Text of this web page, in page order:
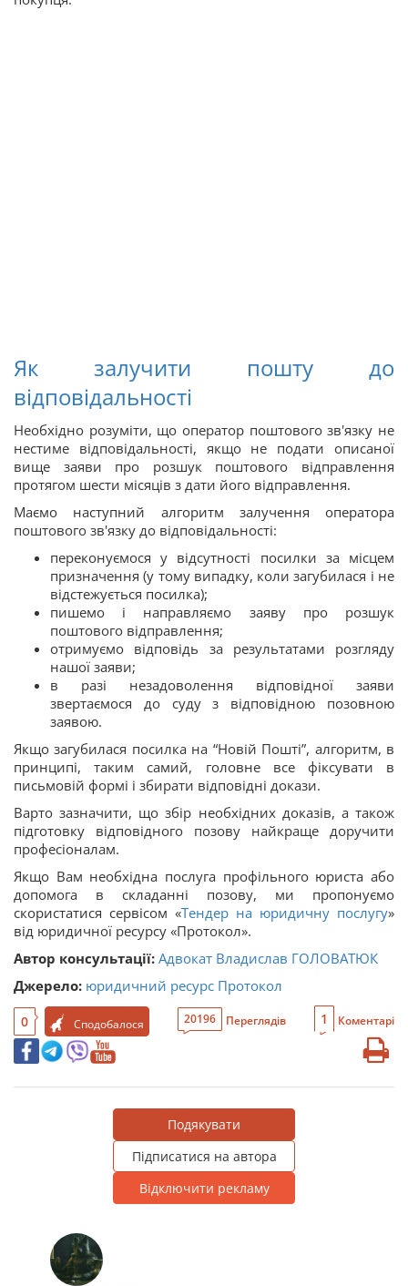
Як залучити пошту до
відповідальності
Необхідно розуміти, що оператор поштового зв'язку не
нестиме відповідальності, якщо не подати описаної
вище заяви про розшук поштового відправлення
протягом шести місяців з дати його відправлення.
Маємо наступний алгоритм залучення оператора
поштового зв'язку до відповідальності:
переконуємося у відсутності посилки за місцем
призначення (у тому випадку, коли загубилася і не
відстежується посилка);
пишемо і направляємо заяву про розшук
поштового відправлення;
отримуємо відповідь за результатами розгляду
нашої заяви;
в разі незадоволення відповідної заяви
звертаємося до суду з відповідною позовною
заявою.
Якщо загубилася посилка на “Новій Пошті”, алгоритм, в
принципі, таким самий, головне все фіксувати в
письмовій формі і збирати відповідні докази.
Варто зазначити, що збір необхідних доказів, а також
підготовку відповідного позову найкраще доручити
професіоналам.
Якщо Вам необхідна послуга профільного юриста або
допомога в складанні позову, ми пропонуємо
скористатися сервісом «Тендер на юридичну послугу»
від юридичної ресурсу «Протокол».
Автор консультації: Адвокат Владислав ГОЛОВАТЮК
Джерело: юридичний ресурс Протокол
0 Сподобалося 20196 Переглядів 1 Коментарі
Подякувати
Підписатися на автора
Відключити рекламу